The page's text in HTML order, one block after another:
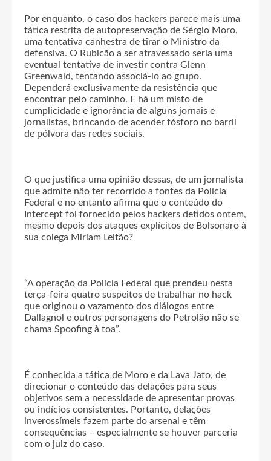
Por enquanto, o caso dos hackers parece mais uma
tática restrita de autopreservação de Sérgio Moro,
uma tentativa canhestra de tirar o Ministro da
defensiva. O Rubicão a ser atravessado seria uma
eventual tentativa de investir contra Glenn
Greenwald, tentando associá-lo ao grupo.
Dependerá exclusivamente da resistência que
encontrar pelo caminho. E há um misto de
cumplicidade e ignorância de alguns jornais e
jornalistas, brincando de acender fósforo no barril
de pólvora das redes sociais.
O que justifica uma opinião dessas, de um jornalista
que admite não ter recorrido a fontes da Polícia
Federal e no entanto afirma que o conteúdo do
Intercept foi fornecido pelos hackers detidos ontem,
mesmo depois dos ataques explícitos de Bolsonaro à
sua colega Miriam Leitão?
“A operação da Polícia Federal que prendeu nesta
terça-feira quatro suspeitos de trabalhar no hack
que originou o vazamento dos diálogos entre
Dallagnol e outros personagens do Petrolão não se
chama Spoofing à toa”.
É conhecida a tática de Moro e da Lava Jato, de
direcionar o conteúdo das delações para seus
objetivos sem a necessidade de apresentar provas
ou indícios consistentes. Portanto, delações
inverossímeis fazem parte do arsenal e têm
consequências – especialmente se houver parceria
com o juiz do caso.